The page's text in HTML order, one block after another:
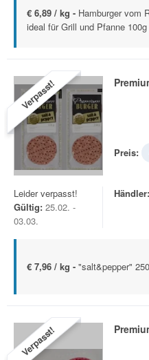
€ 6,89 / kg - Hamburger vom
ideal für Grill und Pfanne 100g
Verpasst!
Preis:
Leider verpasst!
Gültig: 25.02. -
03.03.
Händler:
€ 7,96 / kg - "salt&pepper"
Verpasst!